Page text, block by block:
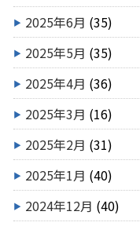
2025年6月 (35)
2025年5月 (35)
2025年4月 (36)
2025年3月 (16)
2025年2月 (31)
2025年1月 (40)
2024年12月 (40)